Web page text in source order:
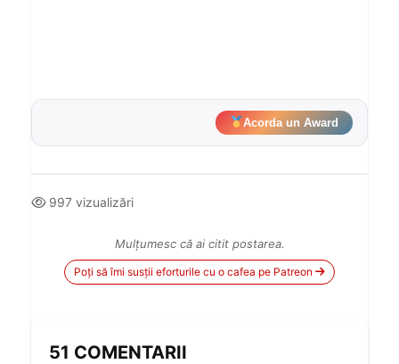
Acorda un Award
997 vizualizări
Mulțumesc că ai citit postarea.
Poți să îmi susții eforturile cu o cafea pe Patreon
51 COMENTARII